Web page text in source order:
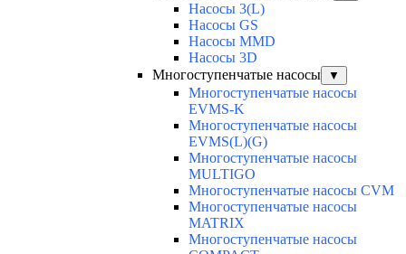
Насосы 3(L)
Насосы GS
Насосы MMD
Насосы 3D
Многоступенчатые насосы
▼
Многоступенчатые насосы
EVMS-K
Многоступенчатые насосы
EVMS(L)(G)
Многоступенчатые насосы
MULTIGO
Многоступенчатые насосы CVM
Многоступенчатые насосы
MATRIX
Многоступенчатые насосы